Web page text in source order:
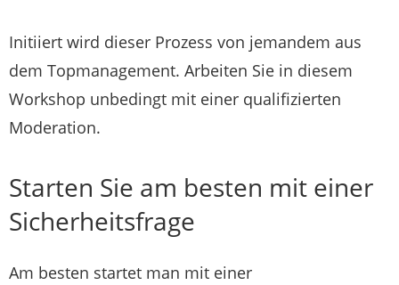
Initiiert wird dieser Prozess von jemandem aus
dem Topmanagement. Arbeiten Sie in diesem
Workshop unbedingt mit einer qualifizierten
Moderation.
Starten Sie am besten mit einer
Sicherheitsfrage
Am besten startet man mit einer